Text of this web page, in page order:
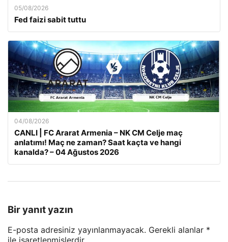
05/08/2026
Fed faizi sabit tuttu
04/08/2026
CANLI | FC Ararat Armenia – NK CM Celje maç
anlatımı! Maç ne zaman? Saat kaçta ve hangi
kanalda? – 04 Ağustos 2026
Bir yanıt yazın
E-posta adresiniz yayınlanmayacak. Gerekli alanlar *